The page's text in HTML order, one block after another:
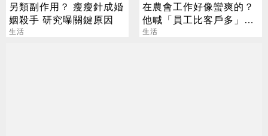
另類副作用？ 瘦瘦針成婚
姻殺手 研究曝關鍵原因
生活
在農會工作好像蠻爽的？
他喊「員工比客戶多」內
行人曝真相
生活